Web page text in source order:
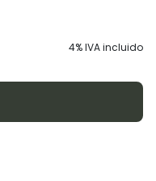
4% IVA incluido